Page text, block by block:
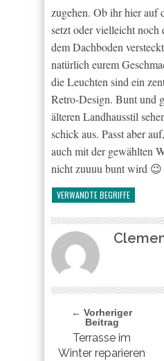
zugehen. Ob ihr hier auf
setzt oder vielleicht noch
dem Dachboden
natürlich eurem
die Leuchten sind ein
Retro-Design. Bunt und
älteren Landhausstil
schick aus. Passt aber
auch mit der gewählten
nicht zuuuu bunt wird 😉
VERWANDTE BEGRIFFE
← Vorheriger
Beitrag
Terrasse im
Winter reparieren